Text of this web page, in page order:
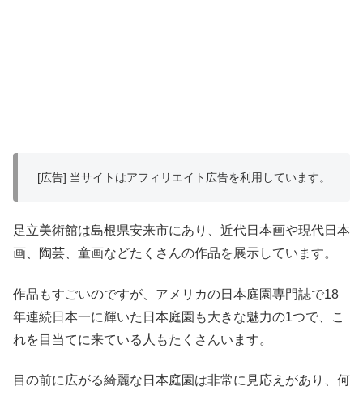
[広告] 当サイトはアフィリエイト広告を利用しています。
足立美術館は島根県安来市にあり、近代日本画や現代日本
画、陶芸、童画などたくさんの作品を展示しています。
作品もすごいのですが、アメリカの日本庭園専門誌で18
年連続日本一に輝いた日本庭園も大きな魅力の1つで、こ
れを目当てに来ている人もたくさんいます。
目の前に広がる綺麗な日本庭園は非常に見応えがあり、何